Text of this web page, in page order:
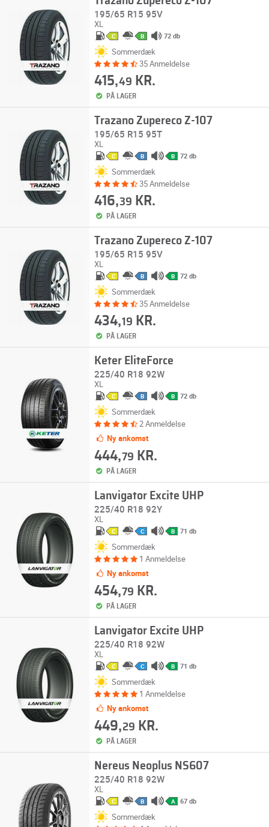
195/65 R15 95V
XL
C B 72 db
Sommerdæk
35 Anmeldelse
415,49 KR.
PÅ LAGER
Trazano Zupereco Z-107
195/65 R15 95T
XL
C B B 72 db
Sommerdæk
35 Anmeldelse
416,39 KR.
PÅ LAGER
Trazano Zupereco Z-107
195/65 R15 95V
XL
C B B 72 db
Sommerdæk
35 Anmeldelse
434,19 KR.
PÅ LAGER
Keter EliteForce
225/40 R18 92W
XL
C B B 72 db
Sommerdæk
2 Anmeldelse
Ny ankomst
444,79 KR.
PÅ LAGER
Lanvigator Excite UHP
225/40 R18 92Y
XL
C C B 71 db
Sommerdæk
1 Anmeldelse
Ny ankomst
454,79 KR.
PÅ LAGER
Lanvigator Excite UHP
225/40 R18 92W
XL
C C B 71 db
Sommerdæk
1 Anmeldelse
Ny ankomst
449,29 KR.
PÅ LAGER
Nereus Neoplus NS607
225/40 R18 92W
XL
C B A 67 db
Sommerdæk